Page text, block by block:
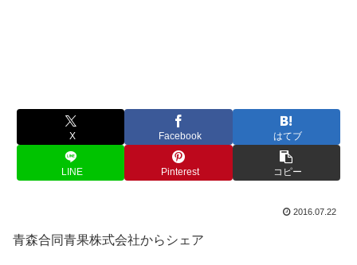
X Facebook はてブ
LINE Pinterest コピー
2016.07.22
青森合同青果株式会社からシェア